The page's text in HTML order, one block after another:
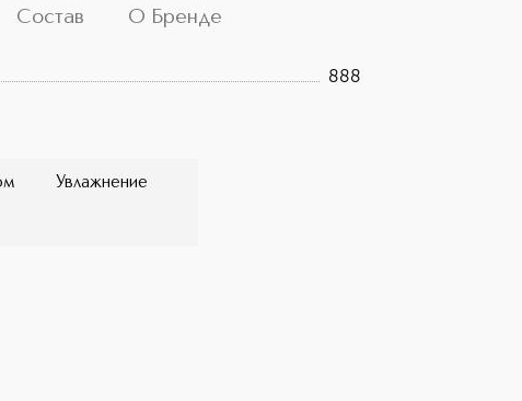
опыт взаимодействия с дарами
Состав О Бренде
888
Увлажнение